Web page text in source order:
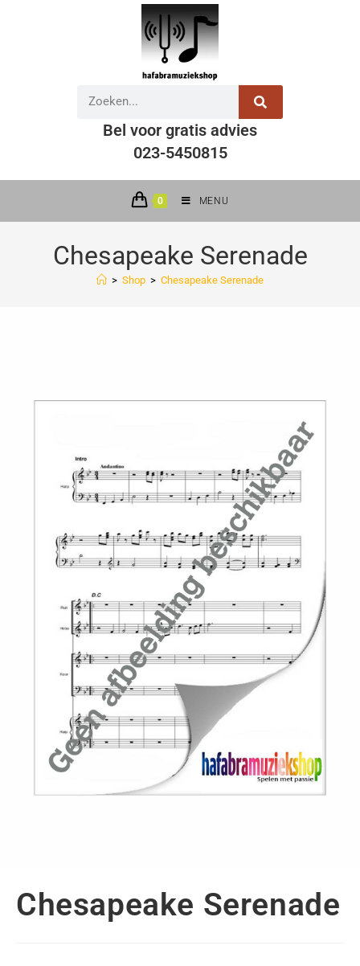
Bel voor gratis advies
023-5450815
0 MENU
Chesapeake Serenade
> Shop > Chesapeake Serenade
Chesapeake Serenade